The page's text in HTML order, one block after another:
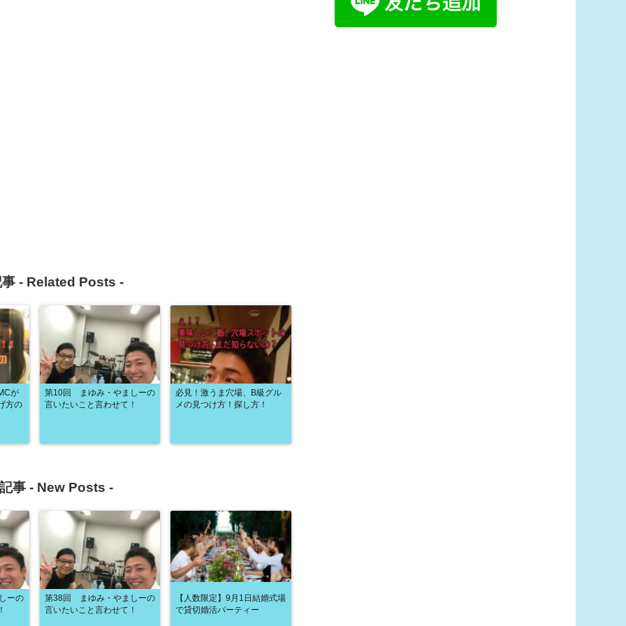
- Related Posts -
が
方の
第10回 まゆみ・やましーの
言いたいこと言わせて！
必見！激うま穴場、B級グル
メの見つけ方！探し方！
事 - New Posts -
ーの
第38回 まゆみ・やましーの
言いたいこと言わせて！
【人数限定】9月1日結婚式場
で貸切婚活パーティー